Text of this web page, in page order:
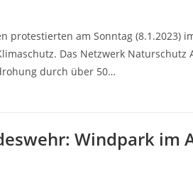
protestierten am Sonntag (8.1.2023)
Das Netzwerk
durch über 50…
Windpark im